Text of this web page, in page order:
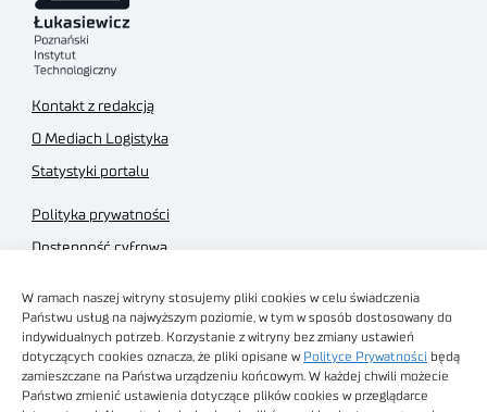
W ramach naszej witryny stosujemy pliki cookies w celu świadczenia
Państwu usług na najwyższym poziomie, w tym w sposób dostosowany do
indywidualnych potrzeb. Korzystanie z witryny bez zmiany ustawień
dotyczących cookies oznacza, że pliki opisane w Polityce Prywatności będą
zamieszczane na Państwa urządzeniu końcowym. W każdej chwili możecie
Państwo zmienić ustawienia dotyczące plików cookies w przeglądarce
Kontakt z redakcją
O Mediach Logistyka
Statystyki portalu
Polityka prywatności
Dostępność cyfrowa
Regulamin sklepu